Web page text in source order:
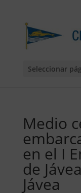
Seleccionar
Medio
en el I
de
Jávea